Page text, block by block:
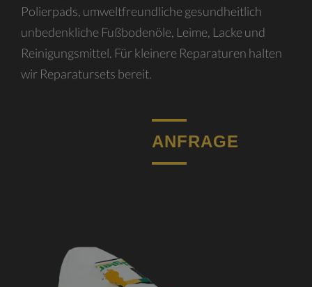
Polierpads, umweltfreundliche gesundheitlich
unbedenkliche Fußbodenöle, Leime, Lacke und
Reinigungsmittel. Für kleinere Reparaturen halten
wir Reparatursets bereit.